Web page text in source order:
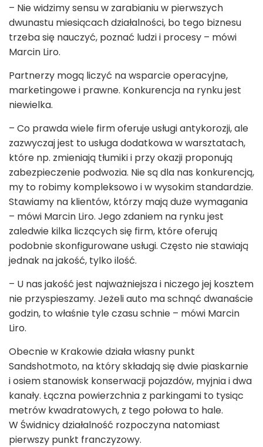
– Nie widzimy sensu w zarabianiu w pierwszych
dwunastu miesiącach działalności, bo tego biznesu
trzeba się nauczyć, poznać ludzi i procesy – mówi
Marcin Liro.
Partnerzy mogą liczyć na wsparcie operacyjne,
marketingowe i prawne. Konkurencja na rynku jest
niewielka.
– Co prawda wiele firm oferuje usługi antykorozji, ale
zazwyczaj jest to usługa dodatkowa w warsztatach,
które np. zmieniają tłumiki i przy okazji proponują
zabezpieczenie podwozia. Nie są dla nas konkurencją,
my to robimy kompleksowo i w wysokim standardzie.
Stawiamy na klientów, którzy mają duże wymagania
– mówi Marcin Liro. Jego zdaniem na rynku jest
zaledwie kilka liczących się firm, które oferują
podobnie skonfigurowane usługi. Często nie stawiają
jednak na jakość, tylko ilość.
– U nas jakość jest najważniejsza i niczego jej kosztem
nie przyspieszamy. Jeżeli auto ma schnąć dwanaście
godzin, to właśnie tyle czasu schnie – mówi Marcin
Liro.
Obecnie w Krakowie działa własny punkt
Sandshotmoto, na który składają się dwie piaskarnie
i osiem stanowisk konserwacji pojazdów, myjnia i dwa
kanały. Łączna powierzchnia z parkingami to tysiąc
metrów kwadratowych, z tego połowa to hale.
W Świdnicy działalność rozpoczyna natomiast
pierwszy punkt franczyzowy.